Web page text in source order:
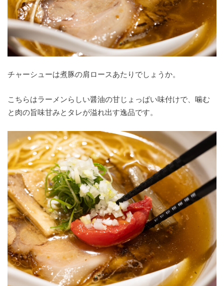
チャーシューは煮豚の肩ロースあたりでしょうか。
こちらはラーメンらしい醤油の甘じょっぱい味付けで、噛む
と肉の旨味甘みとタレが溢れ出す逸品です。